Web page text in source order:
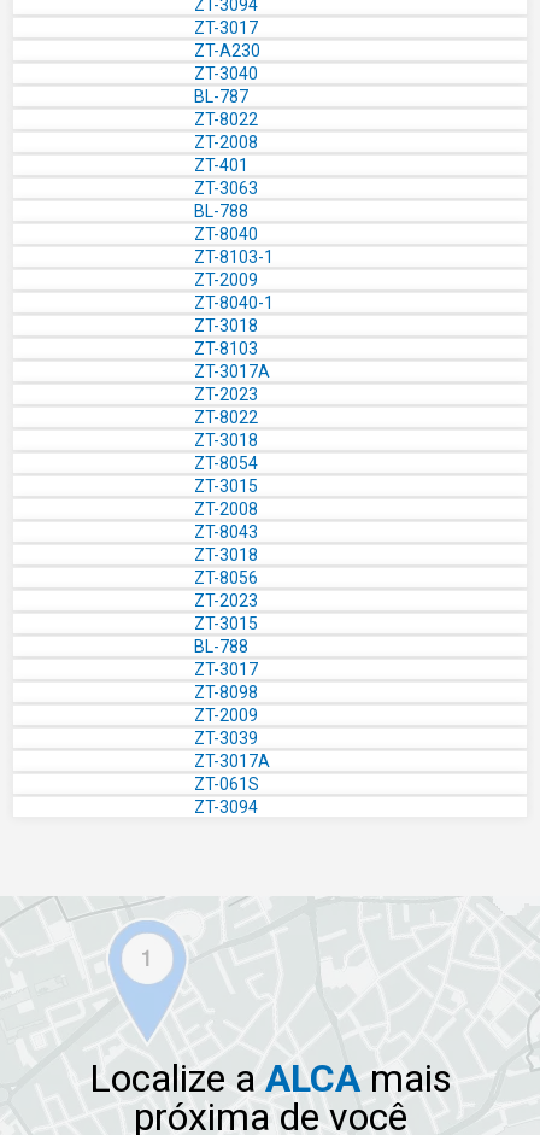
ZT-3094
ZT-3017
ZT-A230
ZT-3040
BL-787
ZT-8022
ZT-2008
ZT-401
ZT-3063
BL-788
ZT-8040
ZT-8103-1
ZT-2009
ZT-8040-1
ZT-3018
ZT-8103
ZT-3017A
ZT-2023
ZT-8022
ZT-3018
ZT-8054
ZT-3015
ZT-2008
ZT-8043
ZT-3018
ZT-8056
ZT-2023
ZT-3015
BL-788
ZT-3017
ZT-8098
ZT-2009
ZT-3039
ZT-3017A
ZT-061S
ZT-3094
Localize a ALCAmais
próxima de você